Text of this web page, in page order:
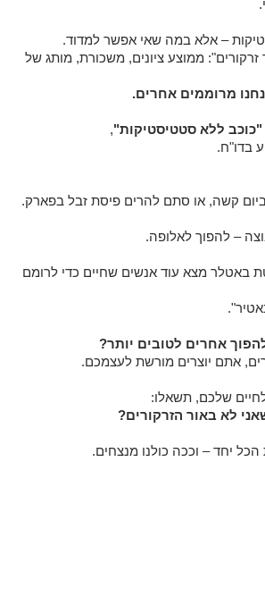
– אלא במה שאי אפשר למדוד.
זרקורים": ממוצע ציונים, משכורת, מותג של
מרוממים אחרים.
"כוכב ללא סטטיסטיקות",
בדו"ח.
– להפוך לאלופה.
באטלר מצא עוד אנשים שחיים כדי לרומם
אחרים לטובים יותר?
אתם יוצרים מורשת לעצמכם.
שלכם, תשאלו:
יחד – וככה כולנו מנצחים.